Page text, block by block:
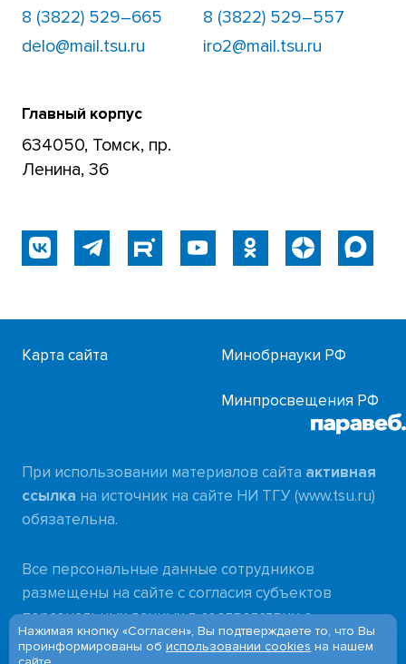
8 (3822) 529–665
delo@mail.tsu.ru
8 (3822) 529–557
iro2@mail.tsu.ru
Главный корпус
634050, Томск, пр.
Ленина, 36
Карта сайта Минобрнауки РФ
Минпросвещения РФ
При использовании материалов сайта активная
ссылка на источник на сайте НИ ТГУ (www.tsu.ru)
обязательна.
Все персональные данные сотрудников
размещены на сайте с согласия субъектов
персональных данных в соответствии с
требованиями
Нажимая кнопку «Согласен», Вы подтверждаете то, что Вы
проинформированы об использовании cookies на нашем